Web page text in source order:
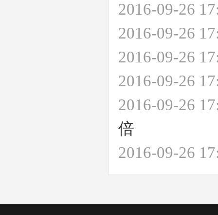
2016-09-26
2016-09-26
2016-09-26
2016-09-26
2016-09-26
倍
2016-09-26